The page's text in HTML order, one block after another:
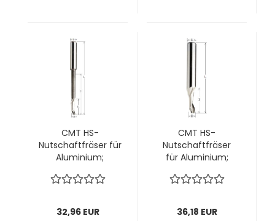
CMT HS-
Nutschaftfräser für
Aluminium;
z1 rechts; 1 VPE = 1
32,96 EUR
CMT HS-
Nutschaftfräser
für Aluminium;
rechts; 1 VPE = 1
36,18 EUR